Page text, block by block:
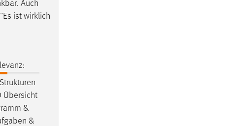
Auch
ist wirklich
Übersicht
&
&